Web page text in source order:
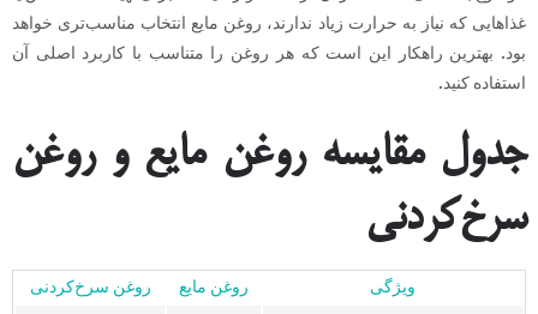
غذاهایی که نیاز به حرارت زیاد ندارند، روغن مایع انتخاب مناسب‌تری خواهد
بود. بهترین راهکار این است که هر روغن را متناسب با کاربرد اصلی آن
استفاده کنید.
جدول مقایسه روغن مایع و روغن
سرخ‌کردنی
ویژگی روغن مایع روغن سرخ‌کردنی